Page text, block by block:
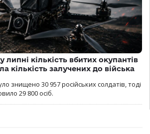
липні кількість вбитих окупантів
кількість залучених до війська
знищено 30 957 російських солдатів, тоді
29 800 осіб.